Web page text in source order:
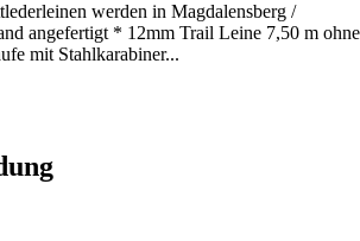
werden in Magdalensberg /
angefertigt * 12mm Trail Leine 7,50 m ohne
mit Stahlkarabiner...